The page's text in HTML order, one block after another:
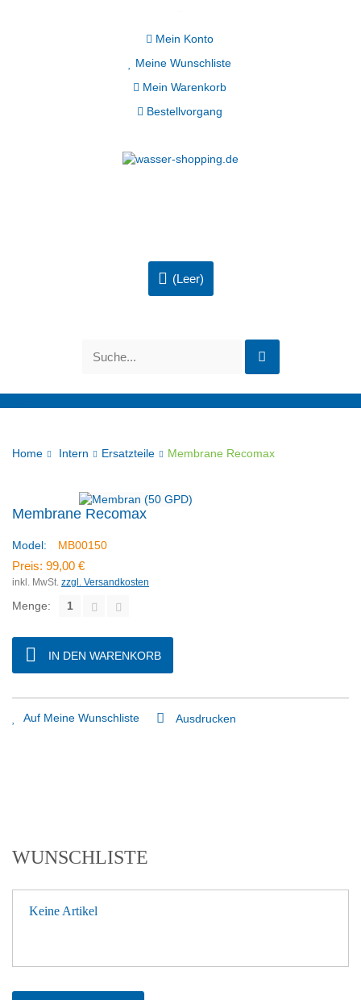
Mein Konto
Meine Wunschliste
Mein Warenkorb
Bestellvorgang
(Leer)
Home Intern Ersatzteile Membrane Recomax
Membrane Recomax
Model: MB00150
Preis: 99,00 €
inkl. MwSt. zzgl. Versandkosten
Menge:
IN DEN WARENKORB
Auf Meine Wunschliste Ausdrucken
WUNSCHLISTE
Keine Artikel